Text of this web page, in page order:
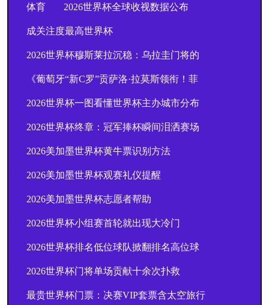
体育 2026世界杯全球收视数据公布
成关注度最高世界杯
2026世界杯穆斯莱拉沉稳：乌拉圭门将的
《葡萄牙“新C罗”贡萨洛·拉莫斯领衔！菲
2026世界杯一图看懂世界杯主办城市分布
2026世界杯终章：冠军捧杯瞬间泪洒赛场
2026美加墨世界杯黄牛票识别方法
2026美加墨世界杯观赛礼仪提醒
2026美加墨世界杯志愿者帮助
2026世界杯小组赛首轮就出现大冷门
2026世界杯排名低位球队掀翻排名高位球
2026世界杯门将单场贡献十余次扑救
最贵世界杯门票：决赛VIP套票含太空旅行